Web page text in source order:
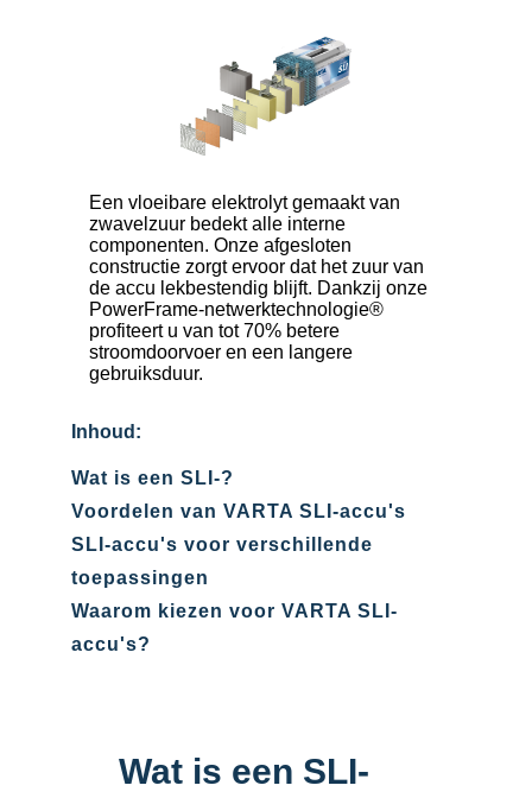
Een vloeibare elektrolyt gemaakt van
zwavelzuur bedekt alle interne
componenten. Onze afgesloten
constructie zorgt ervoor dat het zuur van
de accu lekbestendig blijft. Dankzij onze
PowerFrame-netwerktechnologie®
profiteert u van tot 70% betere
stroomdoorvoer en een langere
gebruiksduur.
Inhoud:
Wat is een SLI-?
Voordelen van VARTA SLI-accu's
SLI-accu's voor verschillende
toepassingen
Waarom kiezen voor VARTA SLI-
accu's?
Wat is een SLI-